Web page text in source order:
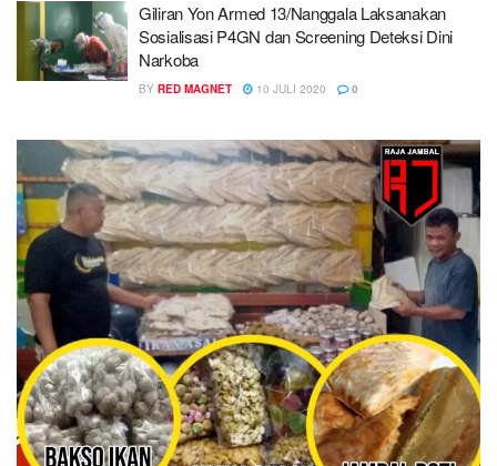
Giliran Yon Armed 13/Nanggala Laksanakan
Sosialisasi P4GN dan Screening Deteksi Dini
Narkoba
BY RED MAGNET 10 JULI 2020 0